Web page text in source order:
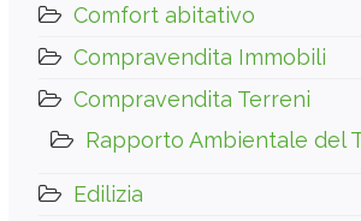
Comfort abitativo
Compravendita Immobili
Compravendita Terreni
Rapporto Ambientale del
Edilizia